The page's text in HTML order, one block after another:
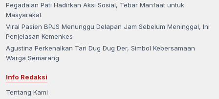
Pegadaian Pati Hadirkan Aksi Sosial, Tebar Manfaat untuk
Masyarakat
Viral Pasien BPJS Menunggu Delapan Jam Sebelum Meninggal, Ini
Penjelasan Kemenkes
Agustina Perkenalkan Tari Dug Dug Der, Simbol Kebersamaan
Warga Semarang
Info Redaksi
Tentang Kami